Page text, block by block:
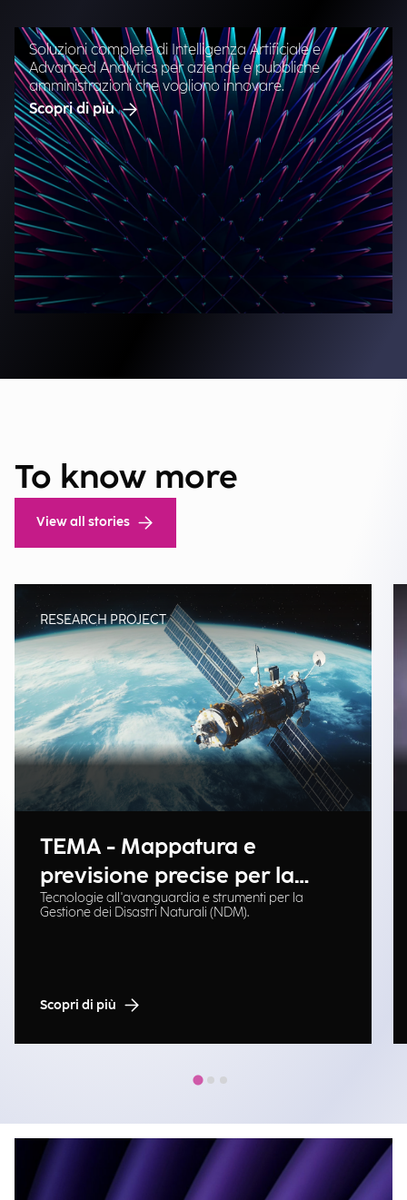
Soluzioni complete di Intelligenza Artificiale e
Advanced Analytics per aziende e pubbliche
amministrazioni che vogliono innovare.
Scopri di più
To know more
View all stories
RESEARCH PROJECT
TEMA - Mappatura e
previsione precise per la
gestione delle emergenze
Tecnologie all'avanguardia e strumenti per la
Gestione dei Disastri Naturali (NDM).
Scopri di più